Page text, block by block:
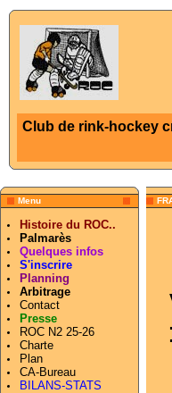
Club de rink-hockey
Menu
Histoire du ROC..
Palmarès
Quelques infos
S'inscrire
Planning
Arbitrage
Contact
Presse
ROC N2 25-26
Charte
Plan
CA-Bureau
BILANS-STATS